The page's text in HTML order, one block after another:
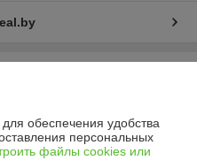
пом. 131
обеспечения удобства
персональных
файлы cookies или